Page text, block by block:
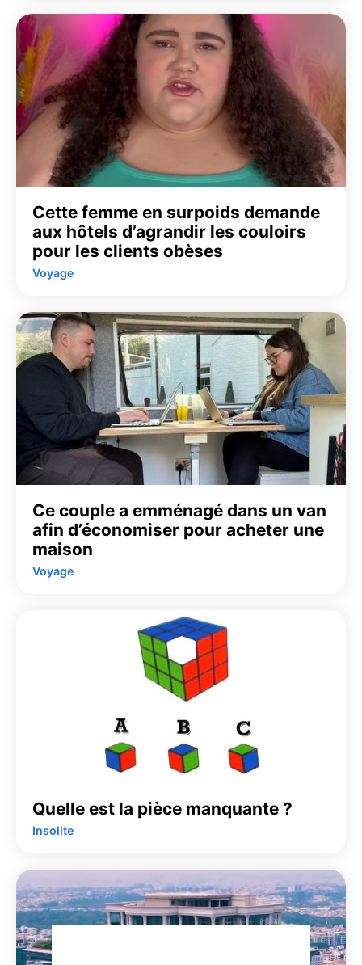
Cette femme en surpoids demande
aux hôtels d’agrandir les couloirs
pour les clients obèses
Voyage
Ce couple a emménagé dans un van
afin d’économiser pour acheter une
maison
Voyage
Quelle est la pièce manquante ?
Insolite